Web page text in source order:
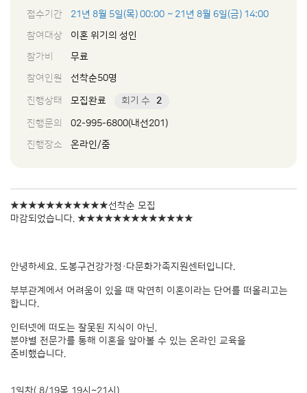
접수기간
21년 8월 5일(목) 00:00 ~ 21년 8월 6일(금) 14:00
참여대상
이혼 위기의 성인
참가비
무료
참여인원
선착순50명
진행상태 모집완료 회기 수 2
진행문의
02-995-6800(내선201)
진행장소
온라인/줌
★★★★★★★★★★★선착순 모집
마감되었습니다. ★★★★★★★★★★★★★
안녕하세요. 도봉구건강가정·다문화가족지원센터입니다.
부부관계에서 어려움이 있을 때 막연히 이혼이라는 단어를 떠올리고는
합니다.
인터넷에 떠도는 잘못된 지식이 아닌,
분야별 전문가를 통해 이혼을 알아볼 수 있는 온라인 교육을
준비했습니다.